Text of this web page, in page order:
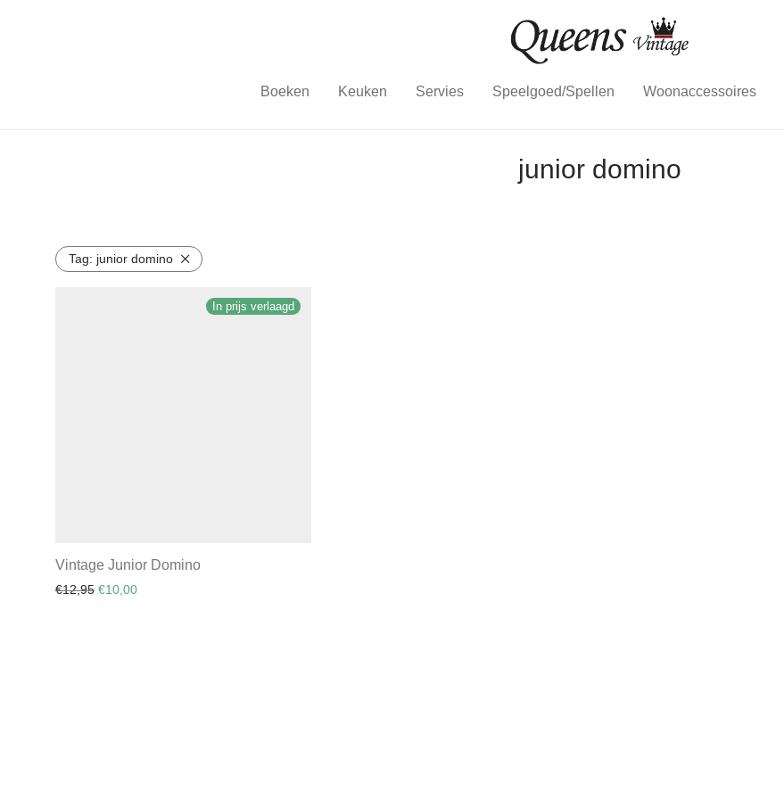
Boeken Keuken Servies Speelgoed/Spellen Woonaccessoires
junior domino
Tag: junior domino
In prijs verlaagd
Vintage Junior Domino
€12,95 Oorspronkelijke prijs was: €12,95.
€10,00Huidige prijs is: €10,00.